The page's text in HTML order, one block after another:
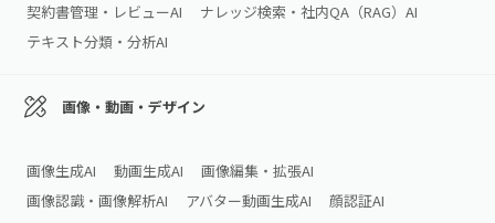
契約書管理・レビューAI
ナレッジ検索・社内QA（RAG）AI
テキスト分類・分析AI
画像・動画・デザイン
画像生成AI 動画生成AI
画像編集・拡張AI
画像認識・画像解析AI
アバター動画生成AI
顔認証AI